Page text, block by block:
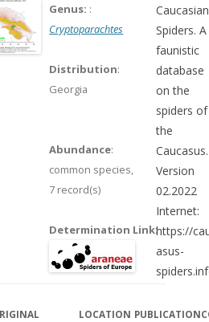
Genus: :
Cryptoparachtes
Distribution:
Georgia
Abundance:
common species,
7 record(s)
Determination Link:
LOCATION PUBLICATION
Caucasian
Spiders. A
faunistic
database
on the
spiders of
the
Caucasus.
Version
02.2022
Internet:
https://
asus-